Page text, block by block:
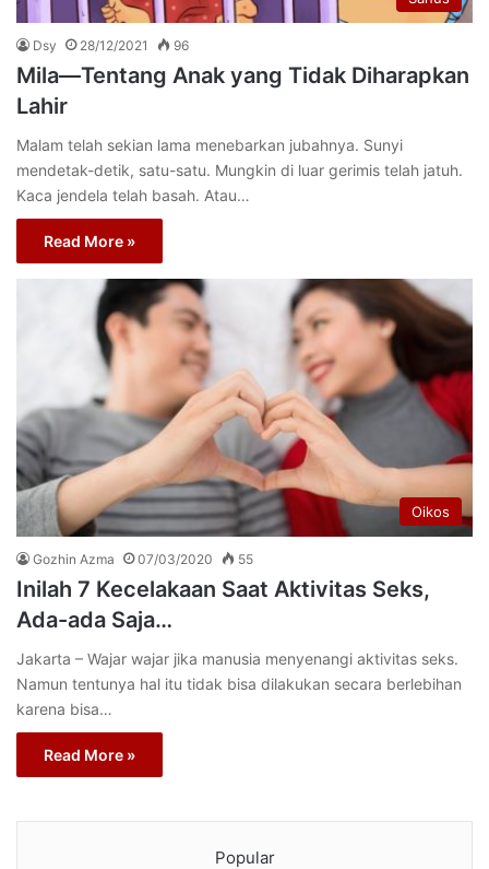
Dsy 28/12/2021 96
Mila—Tentang Anak yang Tidak Diharapkan
Lahir
Malam telah sekian lama menebarkan jubahnya. Sunyi
mendetak-detik, satu-satu. Mungkin di luar gerimis telah jatuh.
Kaca jendela telah basah. Atau…
Read More »
Oikos
Gozhin Azma 07/03/2020 55
Inilah 7 Kecelakaan Saat Aktivitas Seks,
Ada-ada Saja…
Jakarta – Wajar wajar jika manusia menyenangi aktivitas seks.
Namun tentunya hal itu tidak bisa dilakukan secara berlebihan
karena bisa…
Read More »
Popular